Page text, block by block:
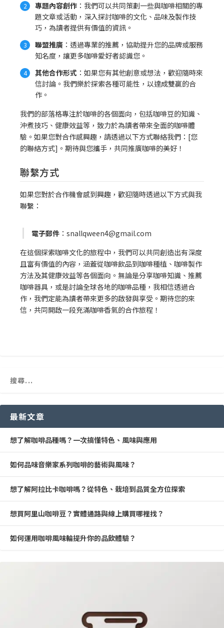
專題內容創作 ：我們可以共同策劃一些與咖啡相關的專
題文章或活動，深入探討咖啡的文化、品味及製作技
巧，為讀者提供有價值的資訊。
聯盟推廣 ：透過專業的推薦，協助提升您的品牌或服務
知名度，讓更多咖啡愛好者認識您。
其他合作形式 ：如果您有其他創意或想法，歡迎隨時來
信討論。我們樂於探索各種可能性，以達成雙贏的合
作。
我們的部落格專注於咖啡的各個面向，包括咖啡豆的知識、
沖煮技巧、健康效益等，致力於為讀者帶來全面的咖啡體
驗。如果您對合作感興趣，請透過以下方式聯絡我們：[您
的聯絡方式]。期待與您攜手，共同推廣咖啡的美好！
聯繫方式
如果您對於合作機會感到興趣，歡迎隨時透過以下方式與我
聯繫：
電子郵件 ：snallqween4@gmail.com
在這個探索咖啡文化的旅程中，我們可以共同創造出有深度
且富有價值的內容，涵蓋從咖啡飲品到咖啡種植、咖啡製作
方法及其健康效益等各個面向。無論是分享咖啡知識、推薦
咖啡器具，或是討論全球各地的咖啡品種，我相信透過合
作，我們定能為讀者帶來更多的啟發與享受。期待您的來
信，共同開啟一段充滿咖啡香氣的合作旅程！
最新文章
想了解咖啡品種嗎？一次搞懂特色、風味與應用
如何品味音樂家系列咖啡的藝術與風味？
想了解阿拉比卡咖啡嗎？從特色、栽培到品質全方位探索
想買阿里山咖啡豆？實體通路與線上購買哪裡找？
如何運用咖啡風味輪提升你的品飲體驗？